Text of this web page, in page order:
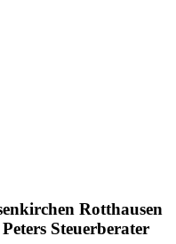
Rotthausen
Steuerberater